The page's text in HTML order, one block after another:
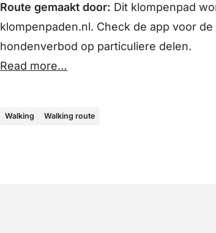
Route gemaakt door: Dit klompenpad
klompenpaden.nl. Check de app voor
hondenverbod op particuliere delen.
Read more…
Walking Walking route